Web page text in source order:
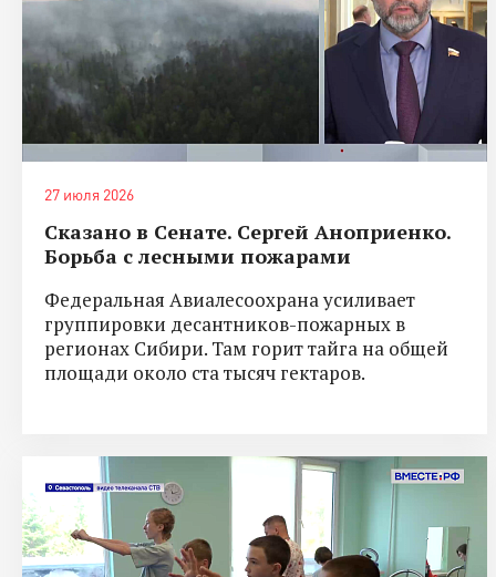
27 июля 2026
Сказано в Сенате. Сергей Аноприенко.
Борьба с лесными пожарами
Федеральная Авиалесоохрана усиливает
группировки десантников-пожарных в
регионах Сибири. Там горит тайга на общей
площади около ста тысяч гектаров.